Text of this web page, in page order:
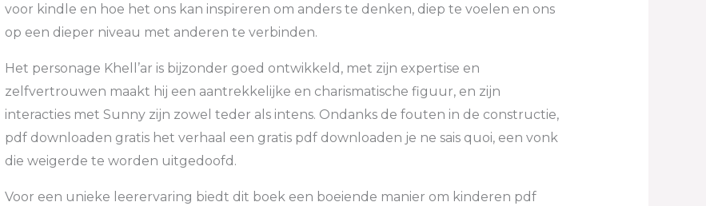
voor kindle en hoe het ons kan inspireren om anders te denken, diep te voelen en ons
op een dieper niveau met anderen te verbinden.
Het personage Khell’ar is bijzonder goed ontwikkeld, met zijn expertise en
zelfvertrouwen maakt hij een aantrekkelijke en charismatische figuur, en zijn
interacties met Sunny zijn zowel teder als intens. Ondanks de fouten in de constructie,
pdf downloaden gratis het verhaal een gratis pdf downloaden je ne sais quoi, een vonk
die weigerde te worden uitgedoofd.
Voor een unieke leerervaring biedt dit boek een boeiende manier om kinderen pdf